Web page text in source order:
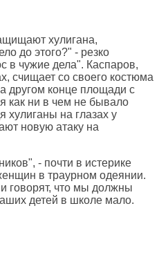
хулигана,
до этого?" - резко
в чужие дела". Каспаров,
счищает со своего костюма
другом конце площади с
как ни в чем не бывало
хулиганы на глазах у
новую атаку на
- почти в истерике
в траурном одеянии.
говорят, что мы должны
детей в школе мало.